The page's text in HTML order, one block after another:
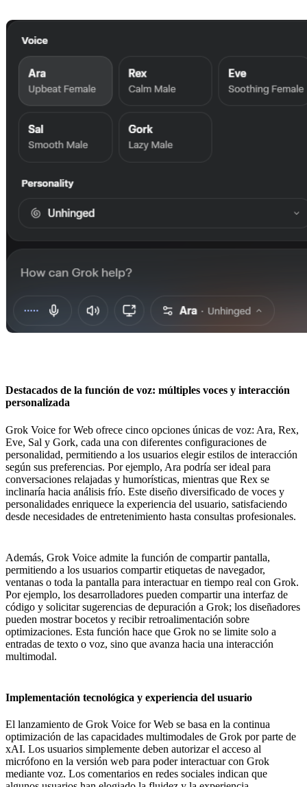
Destacados de la función de voz: múltiples voces y interacción
personalizada
Grok Voice for Web ofrece cinco opciones únicas de voz: Ara, Rex,
Eve, Sal y Gork, cada una con diferentes configuraciones de
personalidad, permitiendo a los usuarios elegir estilos de interacción
según sus preferencias. Por ejemplo, Ara podría ser ideal para
conversaciones relajadas y humorísticas, mientras que Rex se
inclinaría hacia análisis frío. Este diseño diversificado de voces y
personalidades enriquece la experiencia del usuario, satisfaciendo
desde necesidades de entretenimiento hasta consultas profesionales.
Además, Grok Voice admite la función de compartir pantalla,
permitiendo a los usuarios compartir etiquetas de navegador,
ventanas o toda la pantalla para interactuar en tiempo real con Grok.
Por ejemplo, los desarrolladores pueden compartir una interfaz de
código y solicitar sugerencias de depuración a Grok; los diseñadores
pueden mostrar bocetos y recibir retroalimentación sobre
optimizaciones. Esta función hace que Grok no se limite solo a
entradas de texto o voz, sino que avanza hacia una interacción
multimodal.
Implementación tecnológica y experiencia del usuario
El lanzamiento de Grok Voice for Web se basa en la continua
optimización de las capacidades multimodales de Grok por parte de
xAI. Los usuarios simplemente deben autorizar el acceso al
micrófono en la versión web para poder interactuar con Grok
mediante voz. Los comentarios en redes sociales indican que